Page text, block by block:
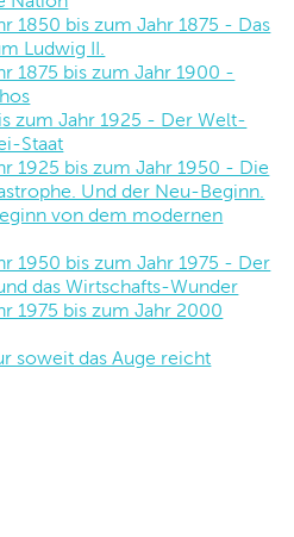
1850 bis zum Jahr 1875 - Das
Ludwig II.
1875 bis zum Jahr 1900 -
zum Jahr 1925 - Der Welt-
Staat
1925 bis zum Jahr 1950 - Die
Und der Neu-Beginn.
von dem modernen
1950 bis zum Jahr 1975 - Der
das Wirtschafts-Wunder
1975 bis zum Jahr 2000
soweit das Auge reicht